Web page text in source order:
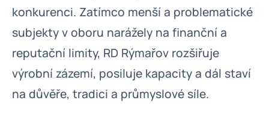
konkurenci. Zatímco menší a problematické
subjekty v oboru narážely na finanční a
reputační limity, RD Rýmařov rozšiřuje
výrobní zázemí, posiluje kapacity a dál staví
na důvěře, tradici a průmyslové síle.